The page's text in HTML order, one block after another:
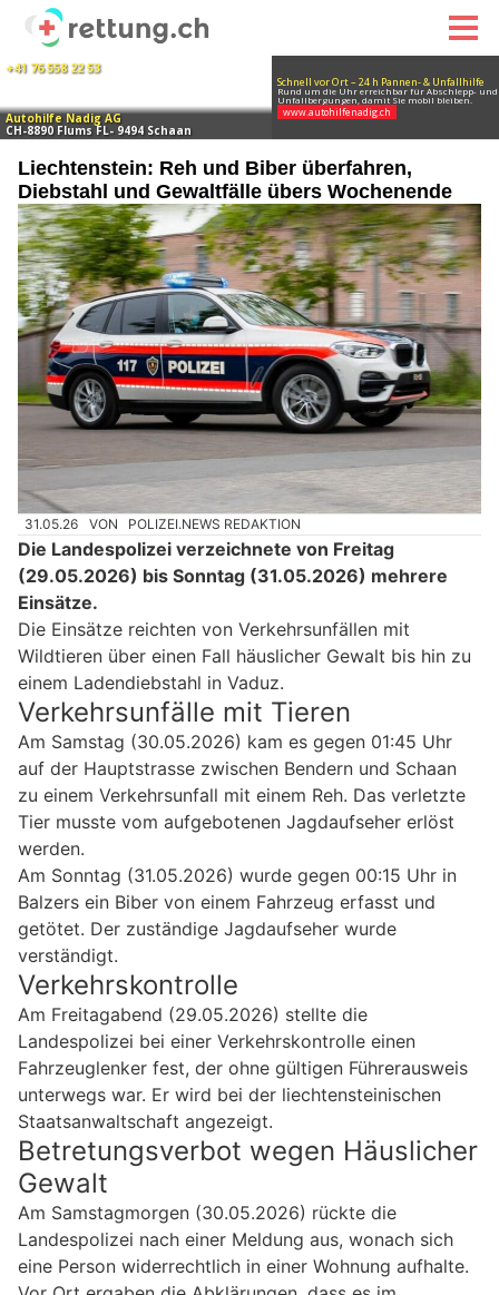
Liechtenstein: Reh und Biber überfahren,
Diebstahl und Gewaltfälle übers Wochenende
31.05.26 VON POLIZEI.NEWS REDAKTION
Die Landespolizei verzeichnete von Freitag
(29.05.2026) bis Sonntag (31.05.2026) mehrere
Einsätze.
Die Einsätze reichten von Verkehrsunfällen mit
Wildtieren über einen Fall häuslicher Gewalt bis hin zu
einem Ladendiebstahl in Vaduz.
Verkehrsunfälle mit Tieren
Am Samstag (30.05.2026) kam es gegen 01:45 Uhr
auf der Hauptstrasse zwischen Bendern und Schaan
zu einem Verkehrsunfall mit einem Reh. Das verletzte
Tier musste vom aufgebotenen Jagdaufseher erlöst
werden.
Am Sonntag (31.05.2026) wurde gegen 00:15 Uhr in
Balzers ein Biber von einem Fahrzeug erfasst und
getötet. Der zuständige Jagdaufseher wurde
verständigt.
Verkehrskontrolle
Am Freitagabend (29.05.2026) stellte die
Landespolizei bei einer Verkehrskontrolle einen
Fahrzeuglenker fest, der ohne gültigen Führerausweis
unterwegs war. Er wird bei der liechtensteinischen
Staatsanwaltschaft angezeigt.
Betretungsverbot wegen Häuslicher
Gewalt
Am Samstagmorgen (30.05.2026) rückte die
Landespolizei nach einer Meldung aus, wonach sich
eine Person widerrechtlich in einer Wohnung aufhalte.